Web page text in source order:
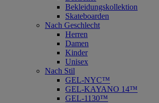
Bekleidungskollektion
Skateboarden
Nach Geschlecht
Herren
Damen
Kinder
Unisex
Nach Stil
GEL-NYC™
GEL-KAYANO 14™
GEL-1130™